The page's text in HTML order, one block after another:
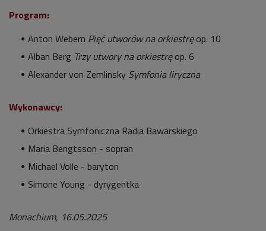
Program:
Anton Webern Pięć utworów na orkiestręop. 10
Alban Berg Trzy utwory na orkiestręop. 6
Alexander von Zemlinsky Symfonia liryczna
Wykonawcy:
Orkiestra Symfoniczna Radia Bawarskiego
Maria Bengtsson - sopran
Michael Volle - baryton
Simone Young - dyrygentka
Monachium, 16.05.2025